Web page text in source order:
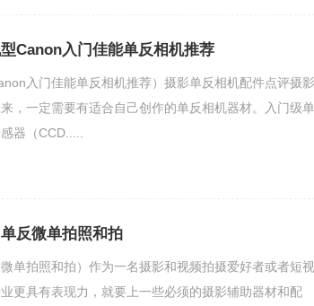
Canon入门佳能单反相机推荐
入门佳能单反相机推荐）摄影单反相机配件点评摄影
，一定需要有适合自己创作的单反相机器材。入门级单
器（CCD.....
反微单拍照和拍
单拍照和拍）作为一名摄影和视频拍摄爱好者或者短视
更具有表现力，就要上一些必须的摄影辅助器材和配